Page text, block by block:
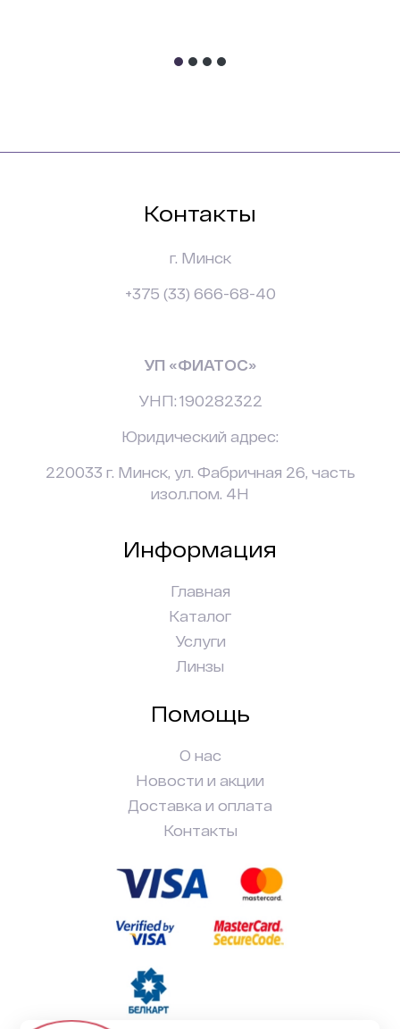
Контакты
г. Минск
+375 (33) 666-68-40
УП «ФИАТОС»
УНП: 190282322
Юридический адрес:
220033 г. Минск, ул. Фабричная 26, часть
изол.пом. 4Н
Информация
Главная
Каталог
Услуги
Линзы
Помощь
О нас
Новости и акции
Доставка и оплата
Контакты